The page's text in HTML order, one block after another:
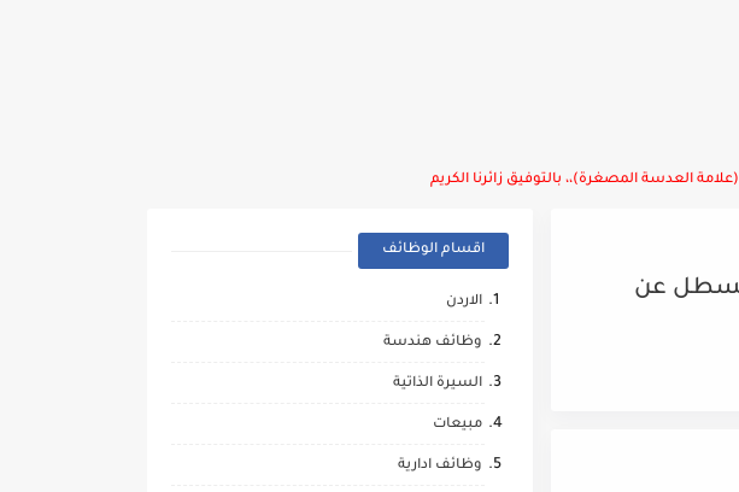
العدسة المصغرة)،، بالتوفيق زائرنا الكريم
عن
اقسام الوظائف
الاردن
وظائف هندسة
السيرة الذاتية
مبيعات
وظائف ادارية